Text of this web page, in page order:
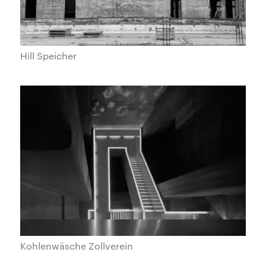
Hill Speicher
Kohlenwäsche Zollverein